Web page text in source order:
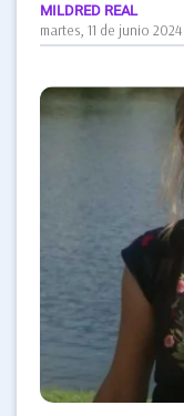
MILDRED REAL
martes, 11 de junio 2024